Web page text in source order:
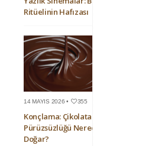
Ritüelinin Hafızası
14 MAYIS 2026 • 355
Konçlama: Çikolatanın
Pürüzsüzlüğü Nerede
Doğar?